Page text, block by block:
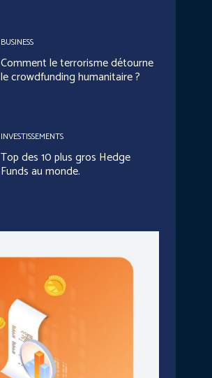
BUSINESS
Comment le terrorisme détourne
le crowdfunding humanitaire ?
INVESTISSEMENTS
Top des 10 plus gros Hedge
Funds au monde.